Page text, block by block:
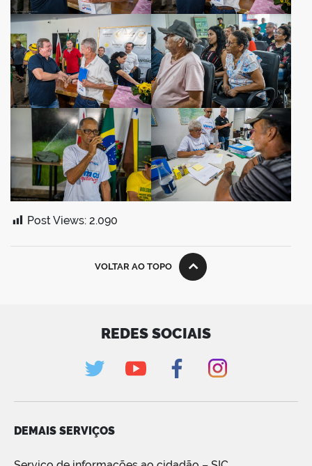
Post Views: 2.090
VOLTAR AO TOPO
REDES SOCIAIS
DEMAIS SERVIÇOS